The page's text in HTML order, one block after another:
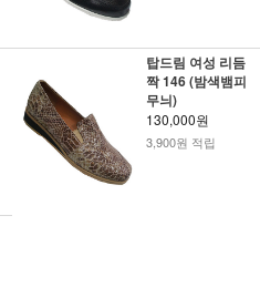
탑드림 여성 리듬
짝 146 (밤색뱀피
무늬)
130,000원
3,900원 적립